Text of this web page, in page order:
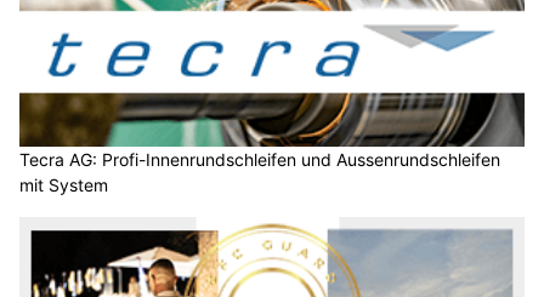
Tecra AG: Profi-Innenrundschleifen und Aussenrundschleifen
mit System